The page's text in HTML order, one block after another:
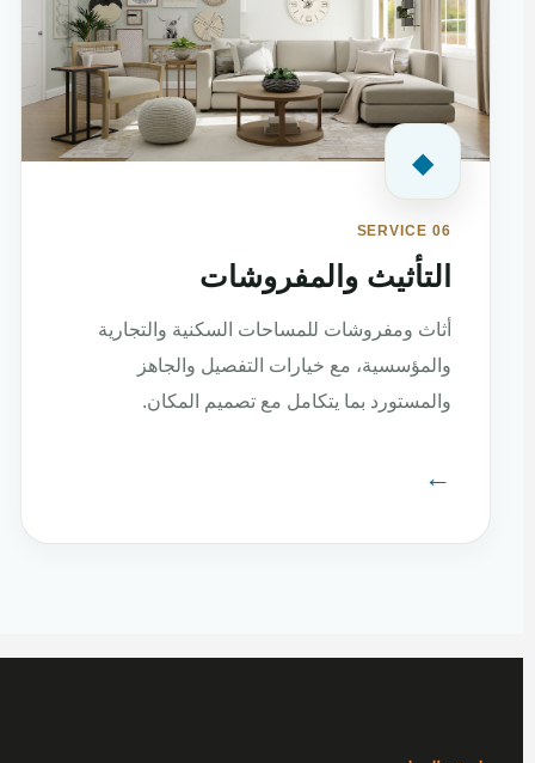
◆
SERVICE 06
التأثيث والمفروشات
أثاث ومفروشات للمساحات السكنية والتجارية
والمؤسسية، مع خيارات التفصيل والجاهز
والمستورد بما يتكامل مع تصميم المكان.
←